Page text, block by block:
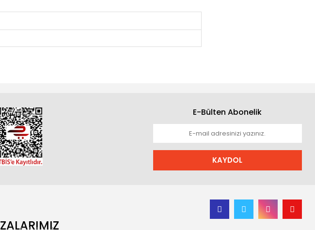
E-Bülten Abonelik
KAYDOL